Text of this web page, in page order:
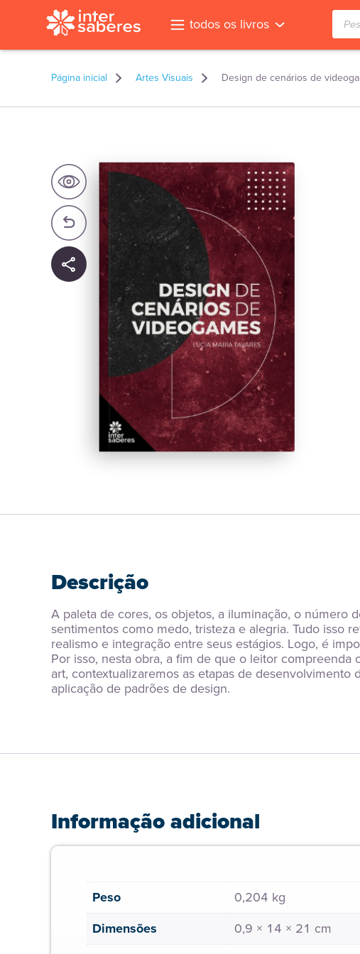
todos os livros
Página inicial Artes Visuais Design de cenários de
Descrição
A paleta de cores, os objetos, a iluminação, o número
sentimentos como medo, tristeza e alegria. Tudo isso
realismo e integração entre seus estágios. Logo, é
Por isso, nesta obra, a fim de que o leitor
art, contextualizaremos as etapas de
aplicação de padrões de design.
Informação adicional
Peso
0,204 kg
Dimensões
0,9 × 14 × 21 cm